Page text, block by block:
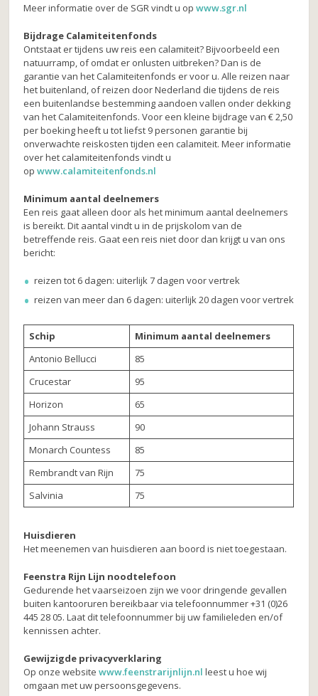
Meer informatie over de SGR vindt u opwww.sgr.nl
Bijdrage Calamiteitenfonds
Ontstaat er tijdens uw reis een calamiteit? Bijvoorbeeld een
natuurramp, of omdat er onlusten uitbreken? Dan is de
garantie van het Calamiteitenfonds er voor u. Alle reizen naar
het buitenland, of reizen door Nederland die tijdens de reis
een buitenlandse bestemming aandoen vallen onder dekking
van het Calamiteitenfonds. Voor een kleine bijdrage van € 2,50
per boeking heeft u tot liefst 9 personen garantie bij
onverwachte reiskosten tijden een calamiteit. Meer informatie
over het calamiteitenfonds vindt u
opwww.calamiteitenfonds.nl
Minimum aantal deelnemers
Een reis gaat alleen door als het minimum aantal deelnemers
is bereikt. Dit aantal vindt u in de prijskolom van de
betreffende reis. Gaat een reis niet door dan krijgt u van ons
bericht:
reizen tot 6 dagen: uiterlijk 7 dagen voor vertrek
reizen van meer dan 6 dagen: uiterlijk 20 dagen voor vertrek
Schip
Minimum aantal deelnemers
Antonio Bellucci
85
Crucestar
95
Horizon
65
Johann Strauss
90
Monarch Countess
85
Rembrandt van Rijn
75
Salvinia
75
Huisdieren
Het meenemen van huisdieren aan boord is niet toegestaan.
Feenstra Rijn Lijn noodtelefoon
Gedurende het vaarseizoen zijn we voor dringende gevallen
buiten kantooruren bereikbaar via telefoonnummer +31 (0)26
445 28 05. Laat dit telefoonnummer bij uw familieleden en/of
kennissen achter.
Gewijzigde privacyverklaring
Op onze websitewww.feenstrarijnlijn.nl leest u hoe wij
omgaan met uw persoonsgegevens.